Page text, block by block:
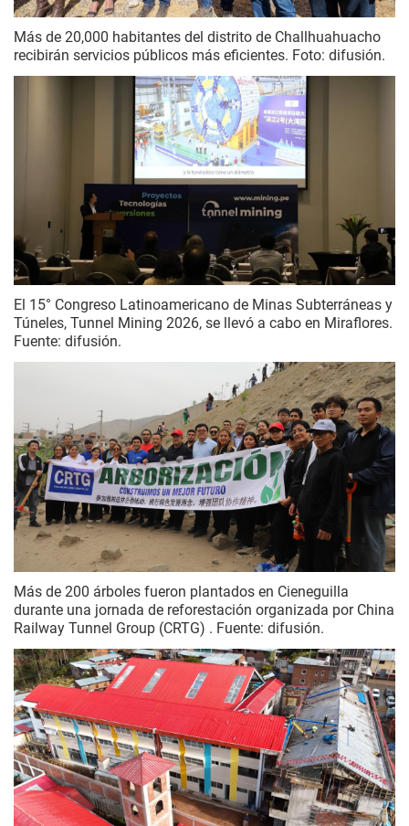
Más de 20,000 habitantes del distrito de Challhuahuacho
recibirán servicios públicos más eficientes. Foto: difusión.
El 15° Congreso Latinoamericano de Minas Subterráneas y
Túneles, Tunnel Mining 2026, se llevó a cabo en Miraflores.
Fuente: difusión.
Más de 200 árboles fueron plantados en Cieneguilla
durante una jornada de reforestación organizada por China
Railway Tunnel Group (CRTG) . Fuente: difusión.